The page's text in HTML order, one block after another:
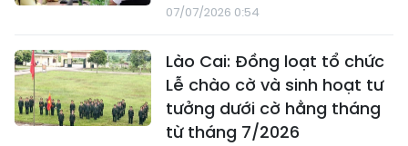
07/07/2026 0:54
Lào Cai: Đồng loạt tổ chức
Lễ chào cờ và sinh hoạt tư
tưởng dưới cờ hằng tháng
từ tháng 7/2026